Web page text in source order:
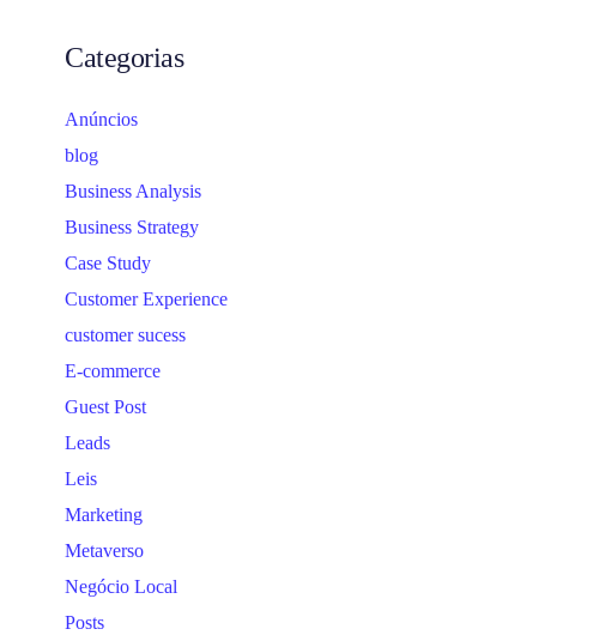
Categorias
Anúncios
blog
Business Analysis
Business Strategy
Case Study
Customer Experience
customer sucess
E-commerce
Guest Post
Leads
Leis
Marketing
Metaverso
Negócio Local
Posts